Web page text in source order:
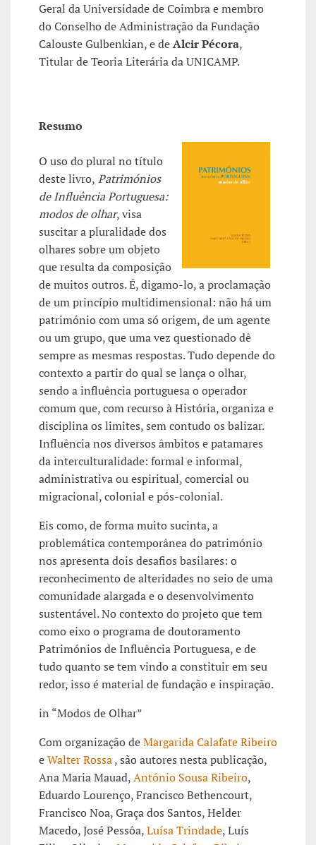
Geral da Universidade de Coimbra e membro
do Conselho de Administração da Fundação
Calouste Gulbenkian, e deAlcir Pécora,
Titular de Teoria Literária da UNICAMP.
Resumo
O uso do plural no título
deste livro, Patrimónios
de Influência Portuguesa:
modos de olhar, visa
suscitar a pluralidade dos
olhares sobre um objeto
que resulta da composição
de muitos outros. É, digamo-lo, a proclamação
de um princípio multidimensional: não há um
património com uma só origem, de um agente
ou um grupo, que uma vez questionado dê
sempre as mesmas respostas. Tudo depende do
contexto a partir do qual se lança o olhar,
sendo a influência portuguesa o operador
comum que, com recurso à História, organiza e
disciplina os limites, sem contudo os balizar.
Influência nos diversos âmbitos e patamares
da interculturalidade: formal e informal,
administrativa ou espiritual, comercial ou
migracional, colonial e pós-colonial.
Eis como, de forma muito sucinta, a
problemática contemporânea do património
nos apresenta dois desafios basilares: o
reconhecimento de alteridades no seio de uma
comunidade alargada e o desenvolvimento
sustentável. No contexto do projeto que tem
como eixo o programa de doutoramento
Patrimónios de Influência Portuguesa, e de
tudo quanto se tem vindo a constituir em seu
redor, isso é material de fundação e inspiração.
in “Modos de Olhar”
Com organização deMargarida Calafate Ribeiro
eWalter Rossa, são autores nesta publicação,
Ana Maria Mauad,António Sousa Ribeiro,
Eduardo Lourenço, Francisco Bethencourt,
Francisco Noa, Graça dos Santos, Helder
Macedo, José Pessôa,Luísa Trindade, Luís